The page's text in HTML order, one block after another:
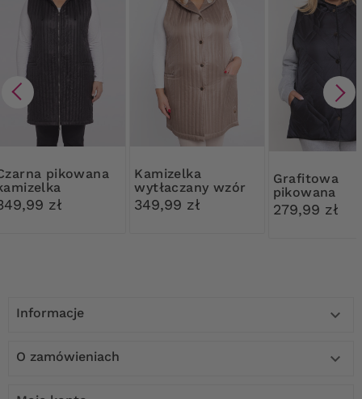
zł
Kamizelka
wytłaczany wzór
349,99 zł
Grafitowa
pikowana
kamizelka
279,99 zł
Informacje 
O zamówieniach 